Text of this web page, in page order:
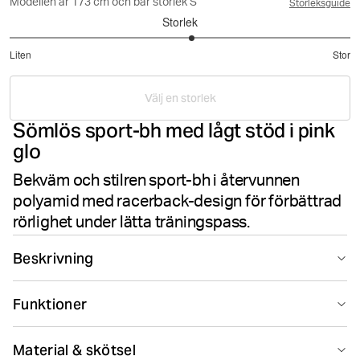
Modellen är 173 cm och bär storlek S Storleksguide
Storlek
Liten Stor
utav
5
betyg
Välj en storlek
Sömlös sport-bh med lågt stöd i pink
glo
Bekväm och stilren sport-bh i återvunnen
polyamid med racerback-design för förbättrad
rörlighet under lätta träningspass.
Beskrivning
träningstopp med lågt stöd för kvinnor tillverkad av
återvunnen polyamid och elastan i stretchkvalitet. Med
en mjuk, sömlös konstruktion, medelhög ryggtäckning
Funktioner
Material & skötsel